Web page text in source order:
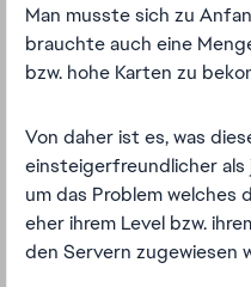
Man musste sich zu
brauchte auch eine
bzw. hohe Karten zu
Von daher ist es, was
einsteigerfreundlicher als
um das Problem welches
eher ihrem Level bzw.
den Servern zugewiesen